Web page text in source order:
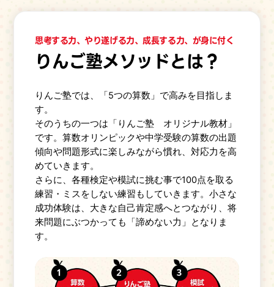
思考する力、やり遂げる力、成長する力、が身に付く
りんご塾メソッドとは？
りんご塾では、「5つの算数」で高みを目指しま
す。
そのうちの一つは「りんご塾 オリジナル教材」
です。算数オリンピックや中学受験の算数の出題
傾向や問題形式に楽しみながら慣れ、対応力を高
めていきます。
さらに、各種検定や模試に挑む事で100点を取る
練習・ミスをしない練習もしていきます。小さな
成功体験は、大きな自己肯定感へとつながり、将
来問題にぶつかっても「諦めない力」となりま
す。